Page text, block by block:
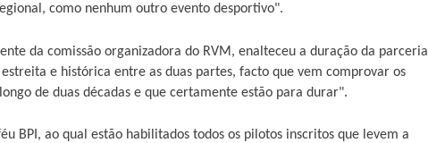
como nenhum outro evento desportivo".
da comissão organizadora do RVM, enalteceu a duração da parceria
e histórica entre as duas partes, facto que vem comprovar os
de duas décadas e que certamente estão para durar".
BPI, ao qual estão habilitados todos os pilotos inscritos que levem a